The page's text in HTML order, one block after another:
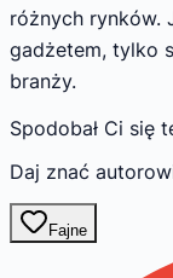
różnych rynków.
gadżetem, tylko
branży.
Spodobał Ci się
Daj znać
Fajne